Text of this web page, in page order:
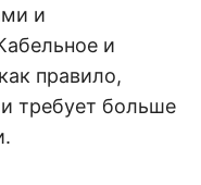
и
и
правило,
требует больше